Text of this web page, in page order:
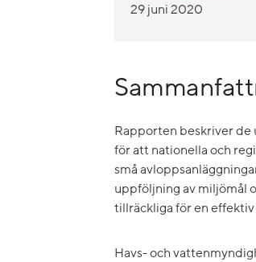
29 juni 2020
Rapporten beskriver de
för att nationella och
små
uppföljning av miljömål
tillräckliga för en
Havs- och